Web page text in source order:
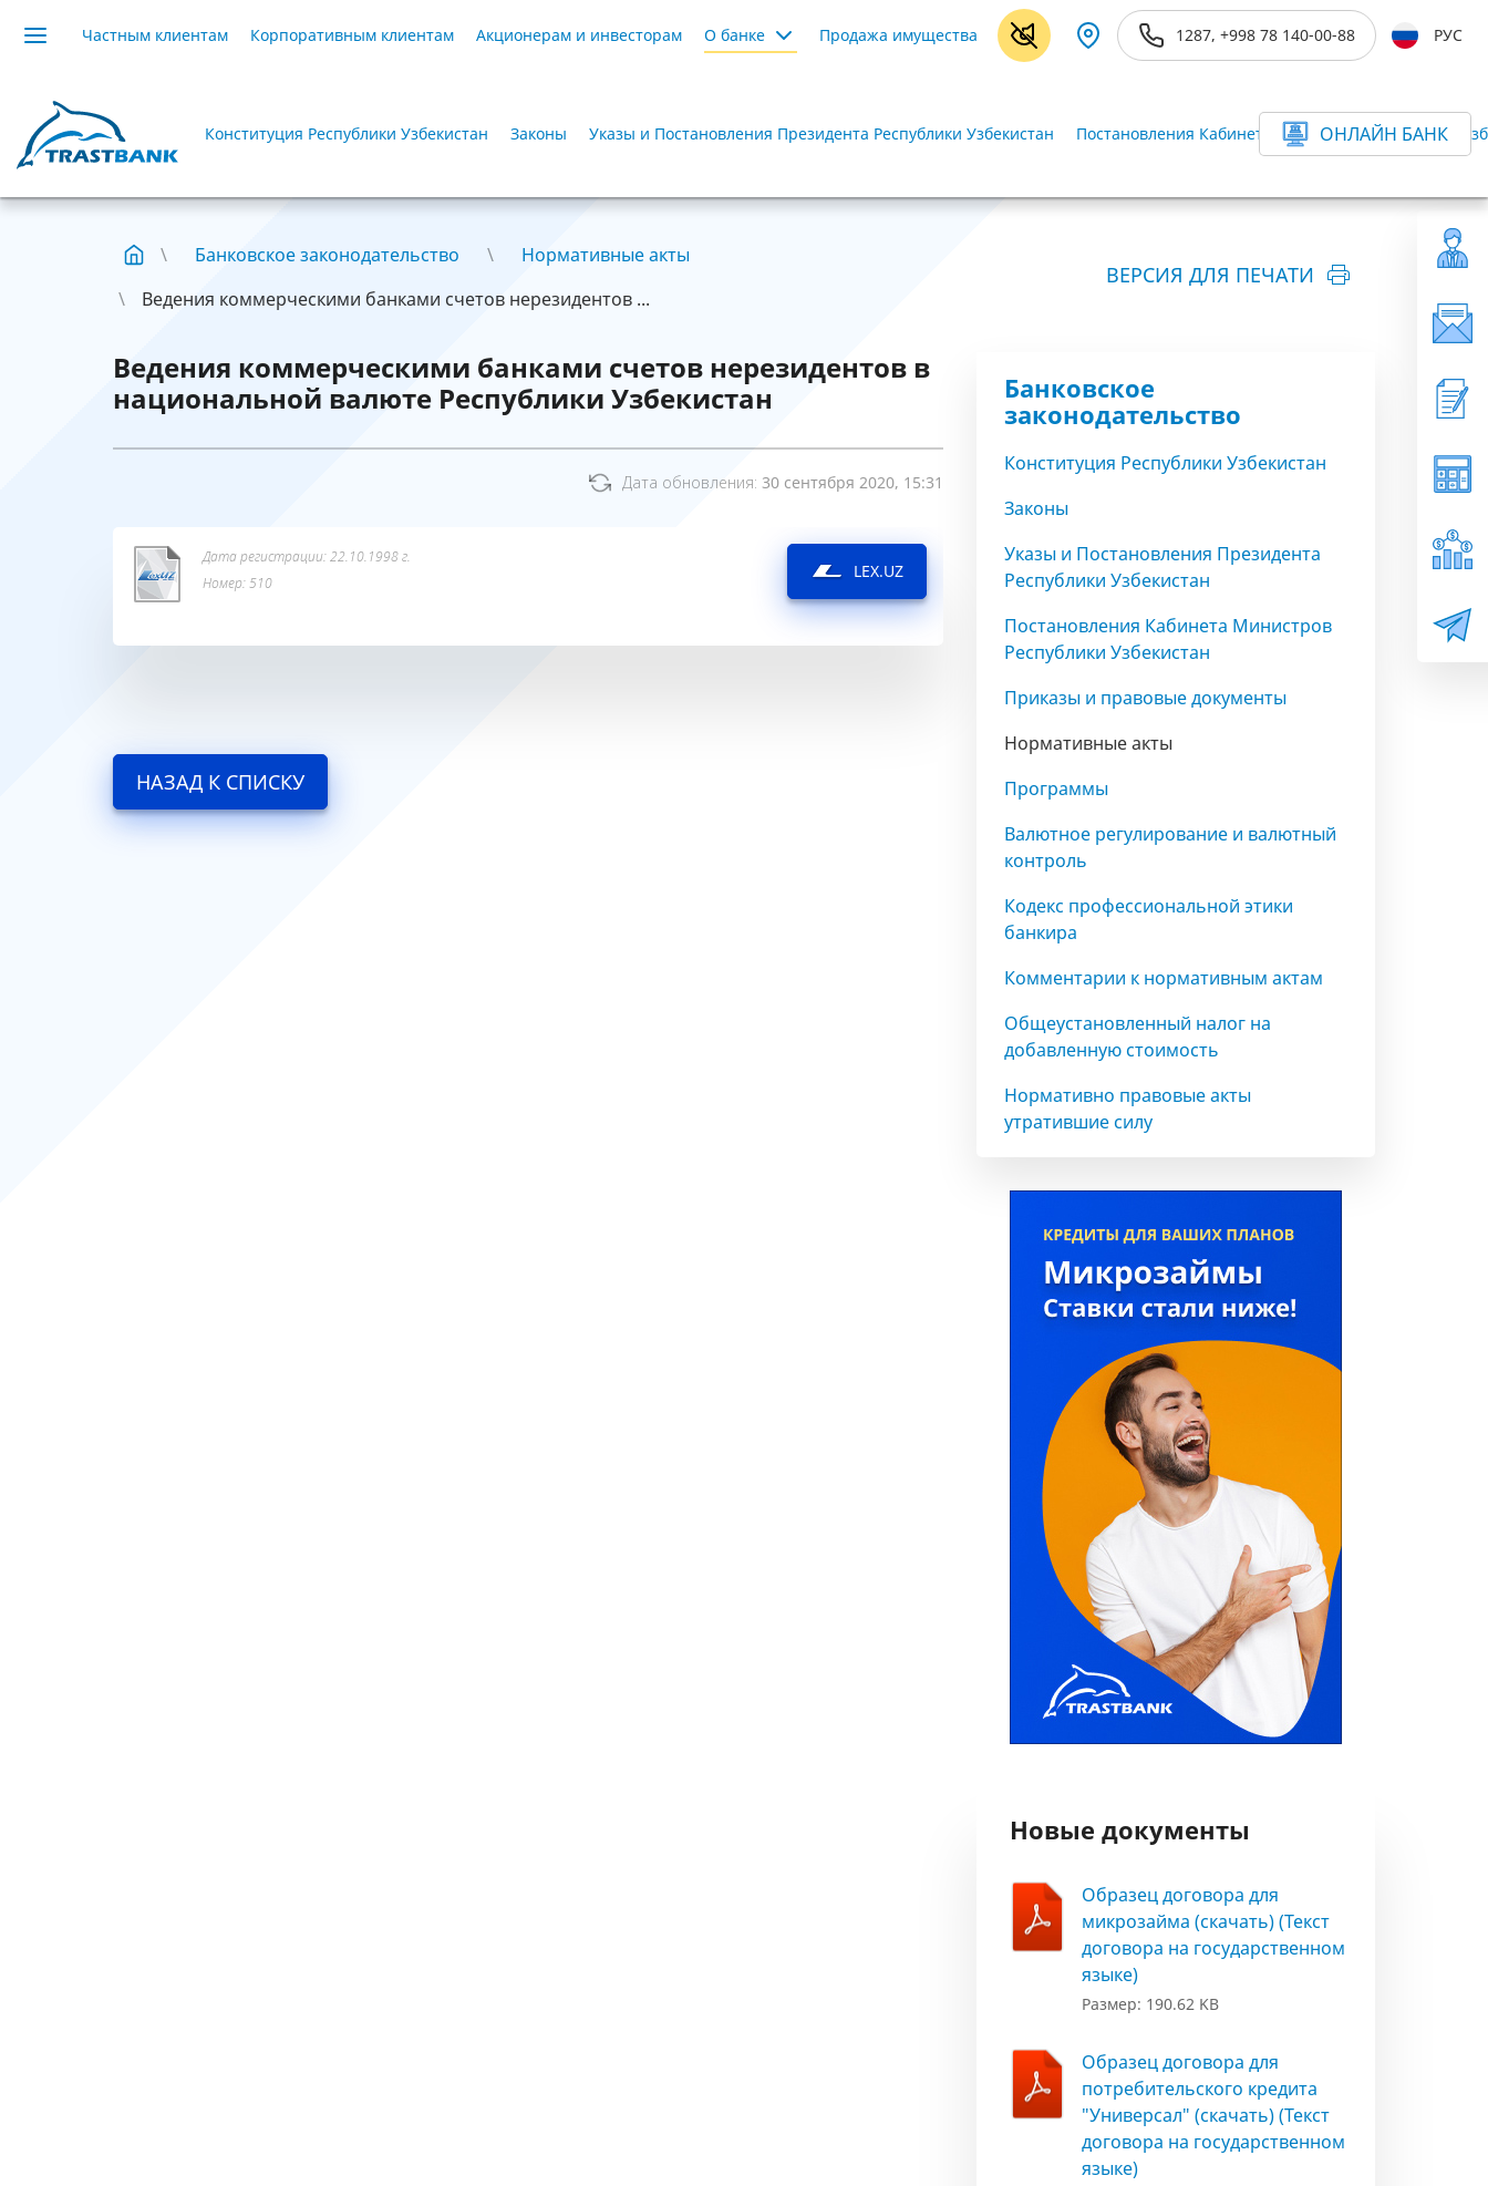
Частным клиентам Корпоративным клиентам Акционерам и инвесторам О банке Продажа имущества 1287, +998 78 140-00-88 РУС
Конституция Республики Узбекистан Законы Указы и Постановления Президента Республики Узбекистан Постановления Кабинета Министров Республики
ОНЛАЙН БАНК
Банковское законодательство
Нормативные акты
Ведения коммерческими банками счетов нерезидентов ...
ВЕРСИЯ ДЛЯ ПЕЧАТИ
Ведения коммерческими банками счетов нерезидентов в
национальной валюте Республики Узбекистан
Дата обновления: 30 сентября 2020, 15:31
Дата регистрации: 22.10.1998 г.
Номер: 510
LEX.UZ
НАЗАД К СПИСКУ
Банковское
законодательство
Конституция Республики Узбекистан
Законы
Указы и Постановления Президента
Республики Узбекистан
Постановления Кабинета Министров
Республики Узбекистан
Приказы и правовые документы
Нормативные акты
Программы
Валютное регулирование и валютный
контроль
Кодекс профессиональной этики
банкира
Комментарии к нормативным актам
Общеустановленный налог на
добавленную стоимость
Нормативно правовые акты
утратившие силу
Новые документы
Образец договора для
микрозайма (скачать) (Текст
договора на государственном
языке)
Размер: 190.62 KB
Образец договора для
потребительского кредита
"Универсал" (скачать) (Текст
договора на государственном
языке)